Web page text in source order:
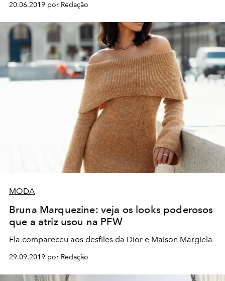
20.06.2019 por Redação
MODA
Bruna Marquezine: veja os looks poderosos
que a atriz usou na PFW
Ela compareceu aos desfiles da Dior e Maison Margiela
29.09.2019 por Redação